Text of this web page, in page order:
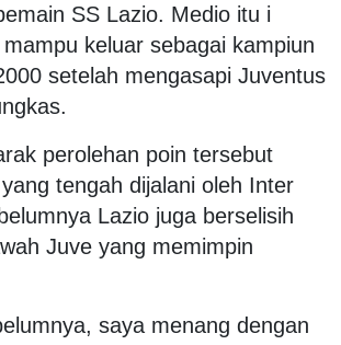
SS Lazio. Medio itu i
keluar sebagai kampiun
setelah mengasapi Juventus
perolehan poin tersebut
tengah dijalani oleh Inter
Lazio juga berselisih
Juve yang memimpin
saya menang dengan